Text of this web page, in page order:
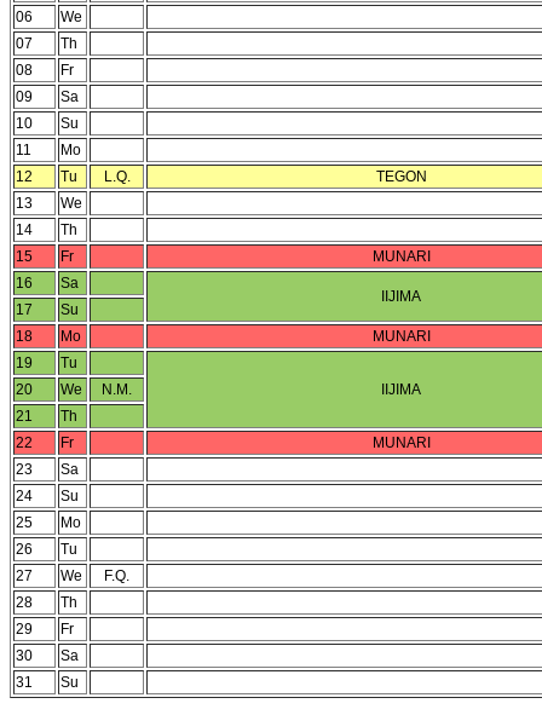
06
We
07
Th
08
Fr
09
Sa
10
Su
11
Mo
12
Tu L.Q.
TEGON
13
We
14
Th
15
Fr
MUNARI
16
Sa
IIJIMA
17
Su
18
Mo
MUNARI
19
Tu
IIJIMA
20 We
N.M.
21
Th
22
Fr
MUNARI
23
Sa
24
Su
25
Mo
26
Tu
27
We
F.Q.
28
Th
29
Fr
30
Sa
31
Su